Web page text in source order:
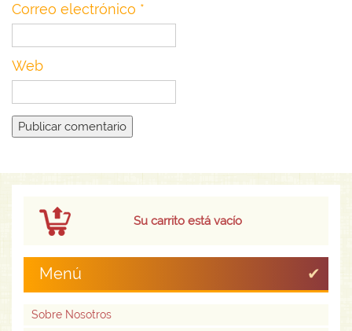
Correo electrónico *
Web
Su carrito está vacío
Menú
Sobre Nosotros